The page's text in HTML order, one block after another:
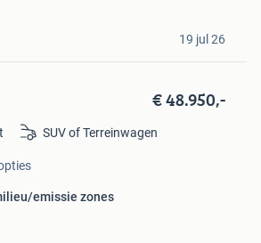
19 jul 26
€ 48.950,-
SUV of Terreinwagen
emissie zones